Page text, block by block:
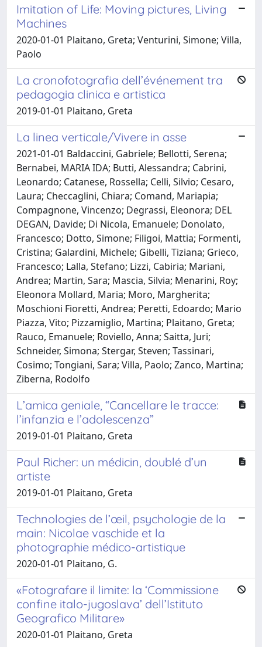
Imitation of Life: Moving pictures, Living
Machines
2020-01-01 Plaitano, Greta; Venturini, Simone; Villa,
Paolo
La cronofotografia dell’événement tra
pedagogia clinica e artistica
2019-01-01 Plaitano, Greta
La linea verticale/Vivere in asse
2021-01-01 Baldaccini, Gabriele; Bellotti, Serena;
Bernabei, MARIA IDA; Butti, Alessandra; Cabrini,
Leonardo; Catanese, Rossella; Celli, Silvio; Cesaro,
Laura; Checcaglini, Chiara; Comand, Mariapia;
Compagnone, Vincenzo; Degrassi, Eleonora; DEL
DEGAN, Davide; Di Nicola, Emanuele; Donolato,
Francesco; Dotto, Simone; Filigoi, Mattia; Formenti,
Cristina; Galardini, Michele; Gibelli, Tiziana; Grieco,
Francesco; Lalla, Stefano; Lizzi, Cabiria; Mariani,
Andrea; Martin, Sara; Mascia, Silvia; Menarini, Roy;
Eleonora Mollard, Maria; Moro, Margherita;
Moschioni Fioretti, Andrea; Peretti, Edoardo; Mario
Piazza, Vito; Pizzamiglio, Martina; Plaitano, Greta;
Rauco, Emanuele; Roviello, Anna; Saitta, Juri;
Schneider, Simona; Stergar, Steven; Tassinari,
Cosimo; Tongiani, Sara; Villa, Paolo; Zanco, Martina;
Ziberna, Rodolfo
L’amica geniale, “Cancellare le tracce:
l’infanzia e l’adolescenza”
2019-01-01 Plaitano, Greta
Paul Richer: un médicin, doublé d’un
artiste
2019-01-01 Plaitano, Greta
Technologies de l’œil, psychologie de la
main: Nicolae vaschide et la
photographie médico-artistique
2020-01-01 Plaitano, G.
«Fotografare il limite: la ‘Commissione
confine italo-jugoslava’ dell’Istituto
Geografico Militare»
2020-01-01 Plaitano, Greta